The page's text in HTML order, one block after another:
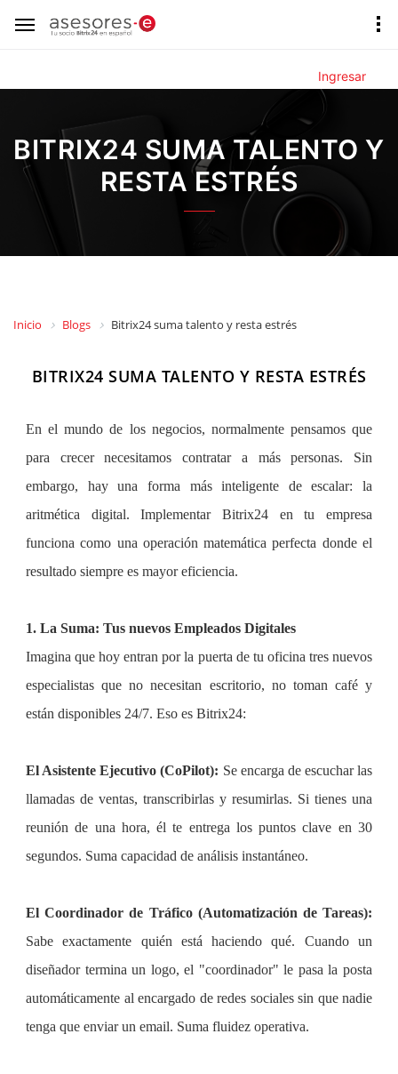
Ingresar
BITRIX24 SUMA TALENTO Y
RESTA ESTRÉS
Inicio Blogs Bitrix24 suma talento y resta estrés
BITRIX24 SUMA TALENTO Y RESTA ESTRÉS
En el mundo de los negocios, normalmente pensamos que
para crecer necesitamos contratar a más personas. Sin
embargo, hay una forma más inteligente de escalar: la
aritmética digital. Implementar Bitrix24 en tu empresa
funciona como una operación matemática perfecta donde el
resultado siempre es mayor eficiencia.
1. La Suma: Tus nuevos Empleados Digitales
Imagina que hoy entran por la puerta de tu oficina tres nuevos
especialistas que no necesitan escritorio, no toman café y
están disponibles 24/7. Eso es Bitrix24:
El Asistente Ejecutivo (CoPilot): Se encarga de escuchar las
llamadas de ventas, transcribirlas y resumirlas. Si tienes una
reunión de una hora, él te entrega los puntos clave en 30
segundos. Suma capacidad de análisis instantáneo.
El Coordinador de Tráfico (Automatización de Tareas):
Sabe exactamente quién está haciendo qué. Cuando un
diseñador termina un logo, el "coordinador" le pasa la posta
automáticamente al encargado de redes sociales sin que nadie
tenga que enviar un email. Suma fluidez operativa.